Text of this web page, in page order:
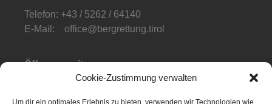
Cookie-Zustimmung verwalten
Um dir ein optimales Erlebnis zu bieten, verwenden wir Technologien wie
Telefon: +43 / 5262 / 64140
E-Mail: office@bergrettung.tirol
Öffnungszeiten:
Mo-Do: 08:00-17:00